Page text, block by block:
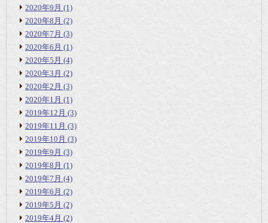
2020年9月 (1)
2020年8月 (2)
2020年7月 (3)
2020年6月 (1)
2020年5月 (4)
2020年3月 (2)
2020年2月 (3)
2020年1月 (1)
2019年12月 (3)
2019年11月 (3)
2019年10月 (3)
2019年9月 (3)
2019年8月 (1)
2019年7月 (4)
2019年6月 (2)
2019年5月 (2)
2019年4月 (2)